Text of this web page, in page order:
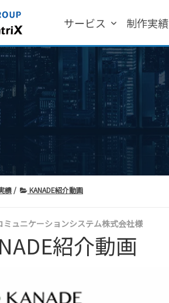
サービス 制作実績
績 KANADE紹介動画
ミュニケーションシステム株式会社様
紹介動画